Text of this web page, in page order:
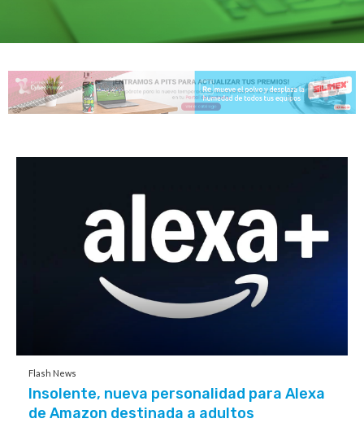
Flash News
Insolente, nueva personalidad para Alexa
de Amazon destinada a adultos